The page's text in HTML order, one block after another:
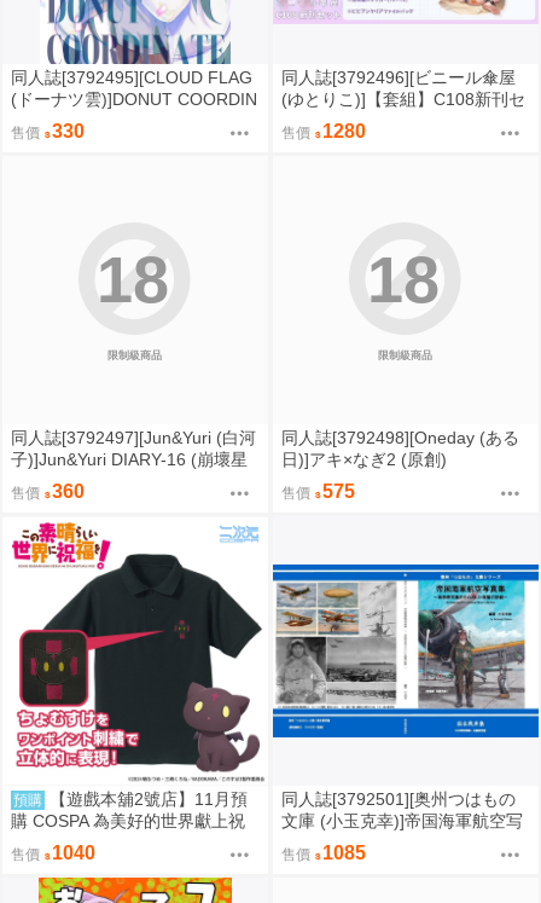
同人誌[3792495][CLOUD FLAG
(ドーナツ雲)]DONUT COORDIN
ATE (蔚藍檔案)
售價 330
同人誌[3792496][ビニール傘屋
(ゆとりこ)]【套組】C108新刊セ
ット (絕區零)
售價 1280
限制級商品
18
同人誌[3792497][Jun&Yuri (白河
子)]Jun&Yuri DIARY-16 (崩壞星
穹鐵道 )
售價 360
限制級商品
18
同人誌[3792498][Oneday (ある
日)]アキ×なぎ2 (原創)
售價 575
預購
【遊戲本舖2號店】11月預
購 COSPA 為美好的世界獻上祝
福！ 點仔 刺繡Polo衫 0822
售價 1040
同人誌[3792501][奥州つはもの
文庫 (小玉克幸)]帝国海軍航空写
真集 (ミリタリー)
售價 1085